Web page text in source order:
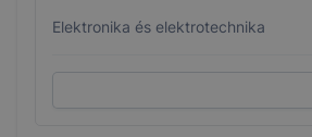
Elektronika és elektrotechnika